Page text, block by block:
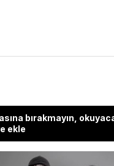
bırakmayın,
ekle